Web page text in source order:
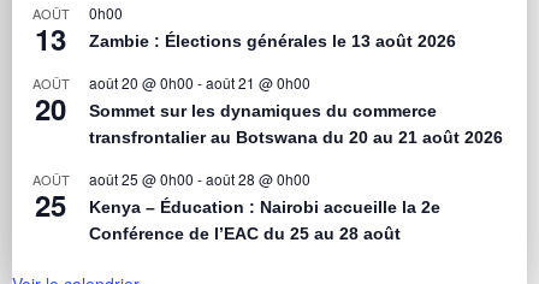
AOÛT
13
0h00
Zambie : Élections générales le 13 août 2026
AOÛT
20
août 20 @ 0h00 -août 21 @ 0h00
Sommet sur les dynamiques du commerce
transfrontalier au Botswana du 20 au 21 août 2026
AOÛT
25
août 25 @ 0h00 -août 28 @ 0h00
Kenya – Éducation : Nairobi accueille la 2e
Conférence de l’EAC du 25 au 28 août